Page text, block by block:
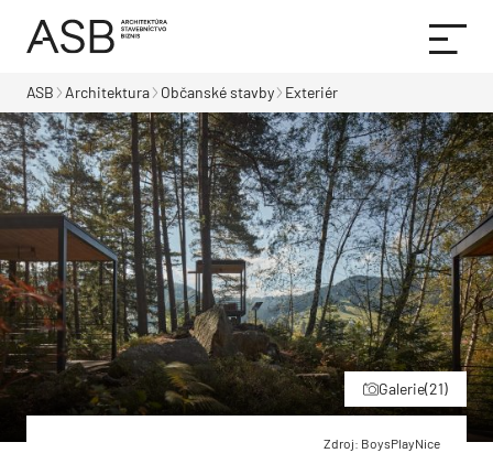
ASB Architektura Občanské stavby Exteriér
Galerie(21)
Zdroj: BoysPlayNice